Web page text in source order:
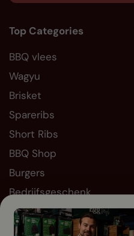
Top Categories
BBQ vlees
Wagyu
Brisket
Spareribs
Short Ribs
BBQ Shop
Burgers
Bedrijfsgeschenk
Informatie